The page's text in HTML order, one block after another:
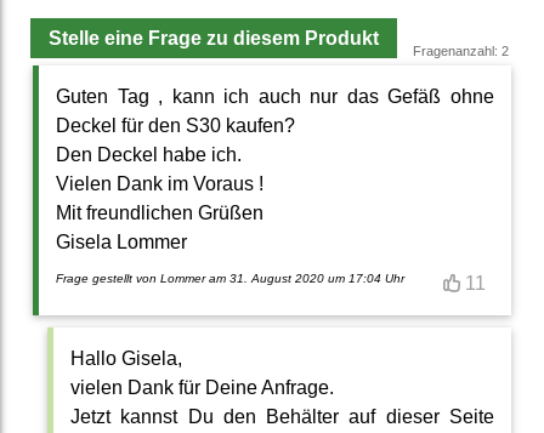
Stelle eine Frage zu diesem Produkt
Fragenanzahl: 2
Guten Tag , kann ich auch nur das Gefäß ohne
Deckel für den S30 kaufen?
Den Deckel habe ich.
Vielen Dank im Voraus !
Mit freundlichen Grüßen
Gisela Lommer
Frage gestellt von Lommer am 31. August 2020 um 17:04 Uhr 11
Hallo Gisela,
vielen Dank für Deine Anfrage.
Jetzt kannst Du den Behälter auf dieser Seite